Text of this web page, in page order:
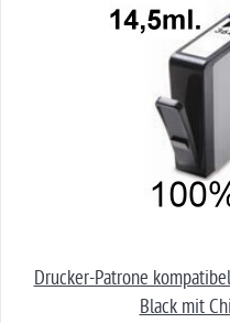
Drucker-Patrone
Black mit